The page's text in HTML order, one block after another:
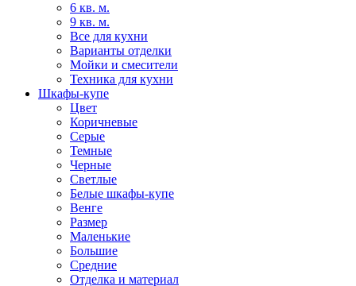
6 кв. м.
9 кв. м.
Все для кухни
Варианты отделки
Мойки и смесители
Техника для кухни
Шкафы-купе
Цвет
Коричневые
Серые
Темные
Черные
Светлые
Белые шкафы-купе
Венге
Размер
Маленькие
Большие
Средние
Отделка и материал